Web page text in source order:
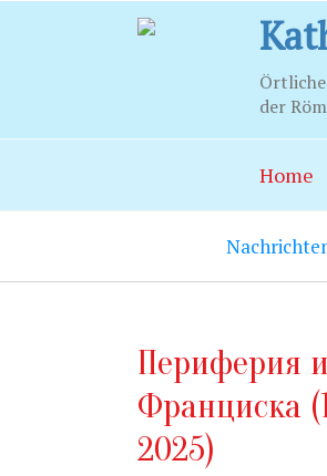
der
Home
Периферия
Франциска
2025)